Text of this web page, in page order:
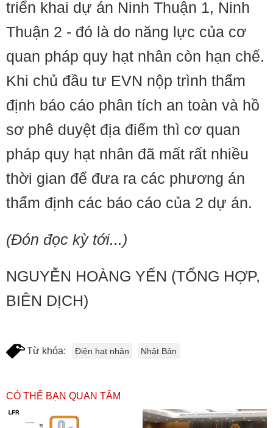
triển khai dự án Ninh Thuận 1, Ninh
Thuận 2 - đó là do năng lực của cơ
quan pháp quy hạt nhân còn hạn chế.
Khi chủ đầu tư EVN nộp trình thẩm
định báo cáo phân tích an toàn và hồ
sơ phê duyệt địa điểm thì cơ quan
pháp quy hạt nhân đã mất rất nhiều
thời gian để đưa ra các phương án
thẩm định các báo cáo của 2 dự án.
(Đón đọc kỳ tới...)
NGUYỄN HOÀNG YẾN (TỔNG HỢP,
BIÊN DỊCH)
Từ khóa: Điện hạt nhân Nhật Bản
CÓ THỂ BẠN QUAN TÂM